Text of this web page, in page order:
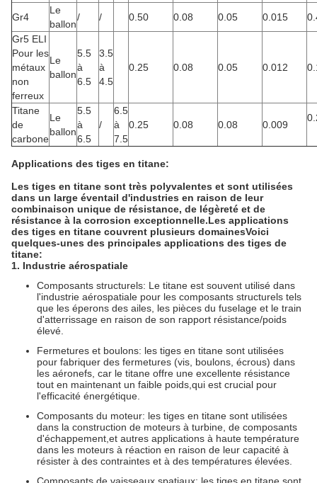
Gr4
Le
ballon
/ / 0.50 0.08 0.05 0.015
Gr5 ELI
Pour les
métaux
non
ferreux
Le
ballon
5.5
à
6.5
3.5
à
4.5
0.25 0.08 0.05 0.012
Titane
de
carbone
Le
ballon
5.5
à
6.5
/
6.5
à
7.5
0.25 0.08 0.08 0.009
Applications des tiges en titane:
Les tiges en titane sont très polyvalentes et sont utilisées
dans un large éventail d'industries en raison de leur
combinaison unique de résistance, de légèreté et de
résistance à la corrosion exceptionnelle.Les applications
des tiges en titane couvrent plusieurs domainesVoici
quelques-unes des principales applications des tiges de
titane:
1. Industrie aérospatiale
Composants structurels: Le titane est souvent utilisé dans
l'industrie aérospatiale pour les composants structurels tels
que les éperons des ailes, les pièces du fuselage et le train
d'atterrissage en raison de son rapport résistance/poids
élevé.
Fermetures et boulons: les tiges en titane sont utilisées
pour fabriquer des fermetures (vis, boulons, écrous) dans
les aéronefs, car le titane offre une excellente résistance
tout en maintenant un faible poids,qui est crucial pour
l'efficacité énergétique.
Composants du moteur: les tiges en titane sont utilisées
dans la construction de moteurs à turbine, de composants
d'échappement,et autres applications à haute température
dans les moteurs à réaction en raison de leur capacité à
résister à des contraintes et à des températures élevées.